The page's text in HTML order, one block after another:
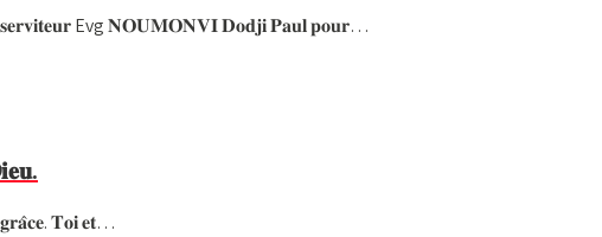
𝐬𝐞𝐫𝐯𝐢𝐭𝐞𝐮𝐫 Evg 𝐍𝐎𝐔𝐌𝐎𝐍𝐕𝐈 𝐃𝐨𝐝𝐣𝐢 𝐏𝐚𝐮𝐥 𝐩𝐨𝐮𝐫…
𝐠𝐫𝐚̂𝐜𝐞. 𝐓𝐨𝐢 𝐞𝐭…